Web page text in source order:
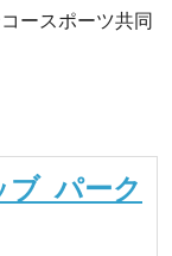
ースポーツ共同
_パーク